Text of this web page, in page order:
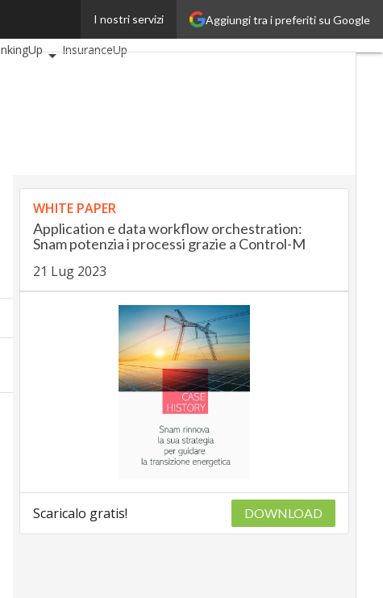
Aggiungi tra i preferiti su Google
I nostri servizi
AutomotiveUp
InsuranceUp
WHITE PAPER
Application e data workflow orchestration:
Snam potenzia i processi grazie a Control-M
21 Lug 2023
Scaricalo gratis! DOWNLOAD